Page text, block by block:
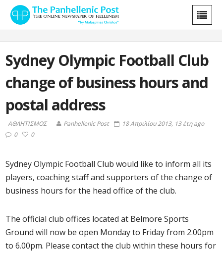
Sydney Olympic Football Club
change of business hours and
postal address
ΑΘΛΗΤΙΣΜΟΣ Panhellenic Post
18 Απριλίου 2013, 13 έτη ago
0
0
Sydney Olympic Football Club would like to inform all its
players, coaching staff and supporters of the change of
business hours for the head office of the club.
The official club offices located at Belmore Sports
Ground will now be open Monday to Friday from 2.00pm
to 6.00pm. Please contact the club within these hours for